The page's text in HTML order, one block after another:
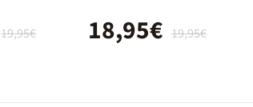
19,95€ 19,95€
18,95€